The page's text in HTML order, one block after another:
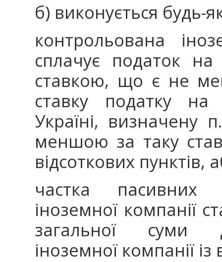
б) виконується будь-
контрольована
сплачує податок
ставкою, що є не
ставку податку на
Україні,
меншою за таку
відсоткових пунктів,
частка пасивних
іноземної компанії
загальної суми
іноземної компанії